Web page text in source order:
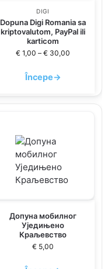
DIGI
Dopuna Digi Romania sa
kriptovalutom, PayPal ili
karticom
€ 1,00 – € 30,00
Începe→
Допуна мобилног
Уједињено
Краљевство
€ 5,00